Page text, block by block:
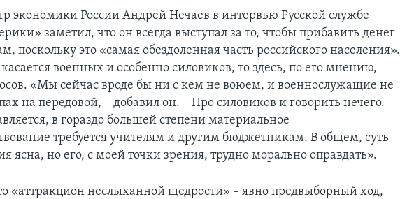
экономики России Андрей Нечаев в интервью Русской службе
заметил, что он всегда выступал за то, чтобы прибавить денег
поскольку это «самая обездоленная часть российского населения».
военных и особенно силовиков, то здесь, по его мнению,
«Мы сейчас вроде бы ни с кем не воюем, и военнослужащие не
на передовой, – добавил он. – Про силовиков и говорить нечего.
в гораздо большей степени материальное
требуется учителям и другим бюджетникам. В общем, суть
ясна, но его, с моей точки зрения, трудно морально оправдать».
«аттракцион неслыханной щедрости» – явно предвыборный ход,